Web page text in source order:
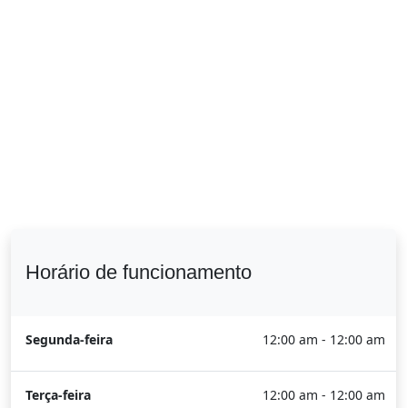
Horário de funcionamento
Segunda-feira 12:00 am - 12:00 am
Terça-feira 12:00 am - 12:00 am